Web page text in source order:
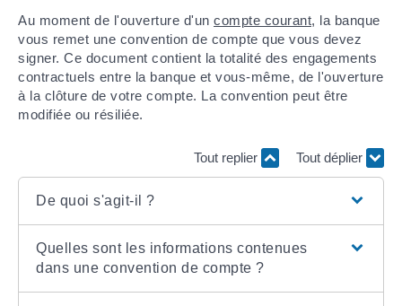
Au moment de l'ouverture d'un compte courant, la banque
vous remet une convention de compte que vous devez
signer. Ce document contient la totalité des engagements
contractuels entre la banque et vous-même, de l'ouverture
à la clôture de votre compte. La convention peut être
modifiée ou résiliée.
Tout replier Tout déplier
De quoi s'agit-il ?
Quelles sont les informations contenues
dans une convention de compte ?